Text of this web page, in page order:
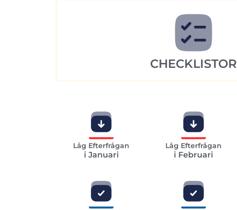
CHECKLISTOR
Låg Efterfrågan
i Januari
Låg Efterfrågan
i Februari